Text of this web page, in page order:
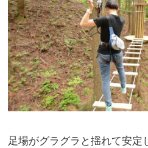
足場がグラグラと揺れて安定